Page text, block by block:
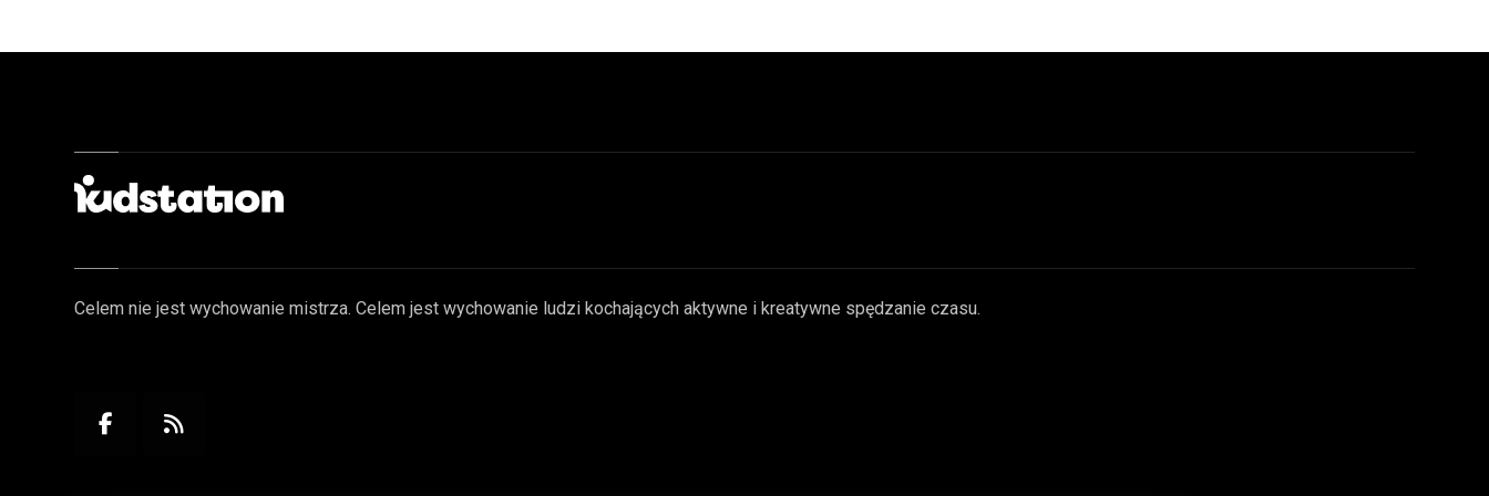
Celem nie jest wychowanie mistrza. Celem jest wychowanie ludzi kochających aktywne i kreatywne spędzanie czasu.